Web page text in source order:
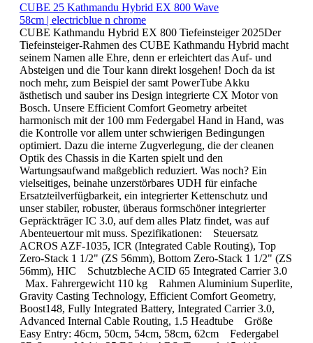
CUBE 25 Kathmandu Hybrid EX 800 Wave
58cm | electricblue n chrome
CUBE Kathmandu Hybrid EX 800 Tiefeinsteiger 2025Der
Tiefeinsteiger-Rahmen des CUBE Kathmandu Hybrid macht
seinem Namen alle Ehre, denn er erleichtert das Auf- und
Absteigen und die Tour kann direkt losgehen! Doch da ist
noch mehr, zum Beispiel der samt PowerTube Akku
ästhetisch und sauber ins Design integrierte CX Motor von
Bosch. Unsere Efficient Comfort Geometry arbeitet
harmonisch mit der 100 mm Federgabel Hand in Hand, was
die Kontrolle vor allem unter schwierigen Bedingungen
optimiert. Dazu die interne Zugverlegung, die der cleanen
Optik des Chassis in die Karten spielt und den
Wartungsaufwand maßgeblich reduziert. Was noch? Ein
vielseitiges, beinahe unzerstörbares UDH für einfache
Ersatzteilverfügbarkeit, ein integrierter Kettenschutz und
unser stabiler, robuster, überaus formschöner integrierter
Gepräckträger IC 3.0, auf dem alles Platz findet, was auf
Abenteuertour mit muss. Spezifikationen: Steuersatz
ACROS AZF-1035, ICR (Integrated Cable Routing), Top
Zero-Stack 1 1/2" (ZS 56mm), Bottom Zero-Stack 1 1/2" (ZS
56mm), HIC Schutzbleche ACID 65 Integrated Carrier 3.0
Max. Fahrergewicht 110 kg Rahmen Aluminium Superlite,
Gravity Casting Technology, Efficient Comfort Geometry,
Boost148, Fully Integrated Battery, Integrated Carrier 3.0,
Advanced Internal Cable Routing, 1.5 Headtube Größe
Easy Entry: 46cm, 50cm, 54cm, 58cm, 62cm Federgabel